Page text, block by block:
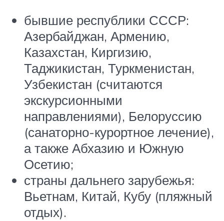
бывшие республики СССР:
Азербайджан, Армению,
Казахстан, Киргизию,
Таджикистан, Туркменистан,
Узбекистан (считаются
экскурсионными
направлениями), Белоруссию
(санаторно-курортное лечение),
а также Абхазию и Южную
Осетию;
страны дальнего зарубежья:
Вьетнам, Китай, Кубу (пляжный
отдых).